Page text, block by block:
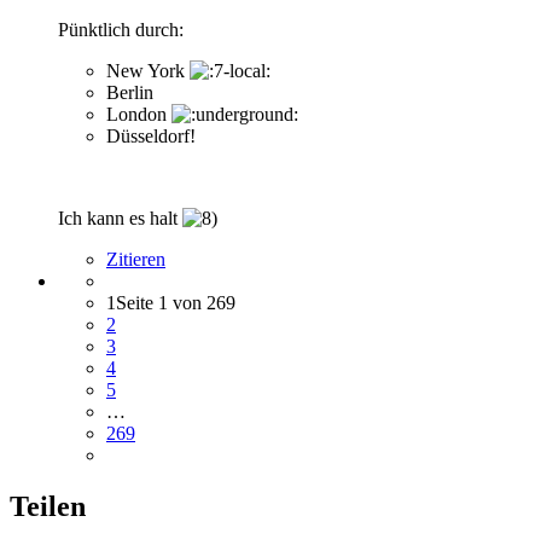
Pünktlich durch:
New York
Berlin
London
Düsseldorf!
Ich kann es halt
Zitieren
1 Seite 1 von 269
2
3
4
5
…
269
Teilen